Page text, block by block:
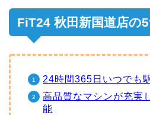
FiT24 秋田新国道店の
24時間365日いつでも
高品質なマシンが充実
能